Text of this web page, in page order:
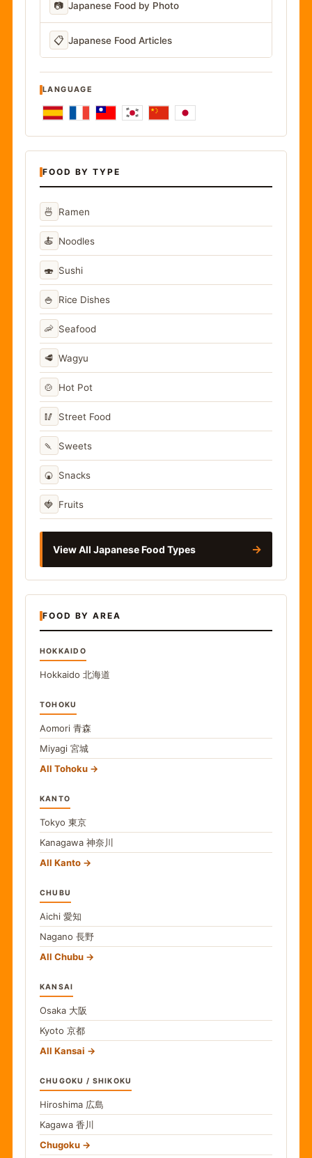
📷 Japanese Food by Photo
📋 Japanese Food Articles
LANGUAGE
FOOD BY TYPE
🍜 Ramen
🍝 Noodles
🍣 Sushi
🍚 Rice Dishes
🦐 Seafood
🥩 Wagyu
🍲 Hot Pot
🥢 Street Food
🍡 Sweets
🍘 Snacks
🍓 Fruits
View All Japanese Food Types →
FOOD BY AREA
HOKKAIDO
Hokkaido 北海道
TOHOKU
Aomori 青森
Miyagi 宮城
All Tohoku
KANTO
Tokyo 東京
Kanagawa 神奈川
All Kanto
CHUBU
Aichi 愛知
Nagano 長野
All Chubu
KANSAI
Osaka 大阪
Kyoto 京都
All Kansai
CHUGOKU / SHIKOKU
Hiroshima 広島
Kagawa 香川
Chugoku